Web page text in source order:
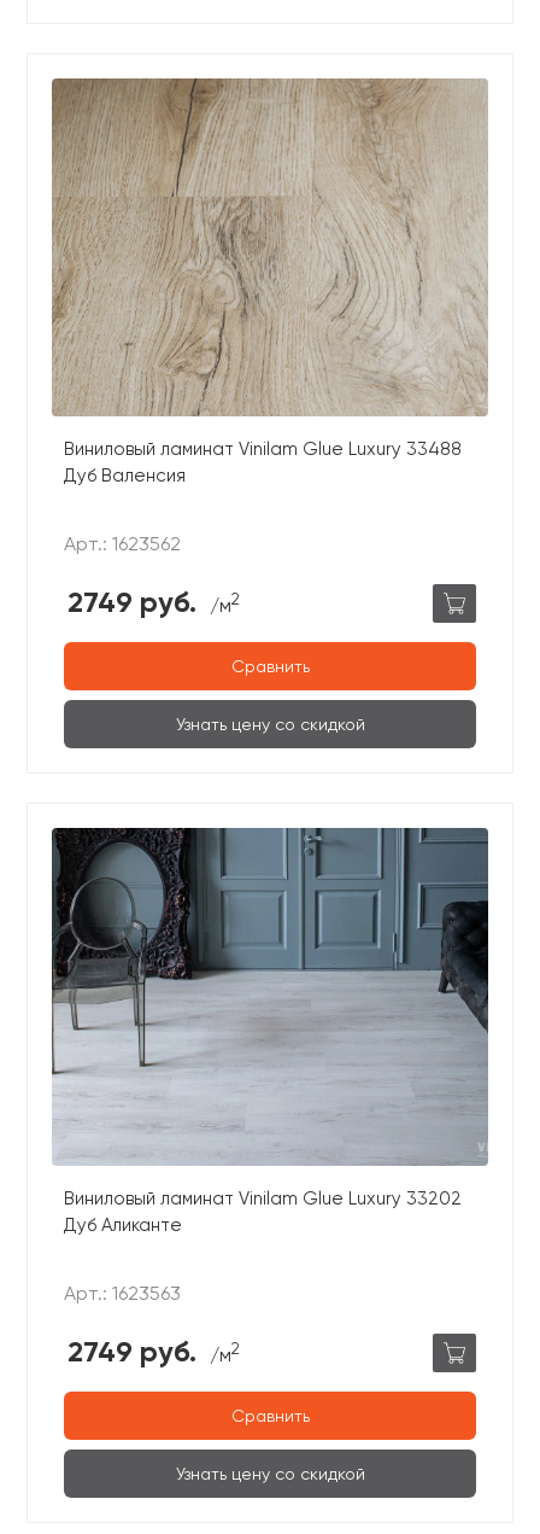
Виниловый ламинат Vinilam Glue Luxury 33488
Дуб Валенсия
Арт.: 1623562
2749 руб. /м2
Сравнить
Узнать цену со скидкой
Виниловый ламинат Vinilam Glue Luxury 33202
Дуб Аликанте
Арт.: 1623563
2749 руб. /м2
Сравнить
Узнать цену со скидкой